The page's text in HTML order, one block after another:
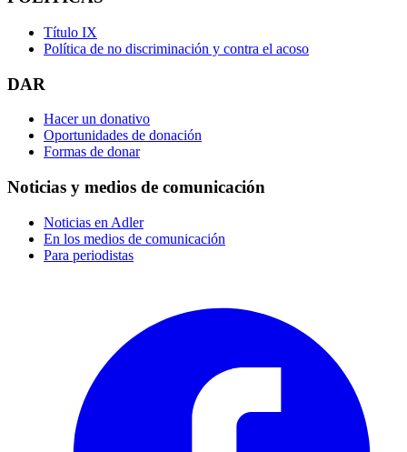
Título IX
Política de no discriminación y contra el acoso
DAR
Hacer un donativo
Oportunidades de donación
Formas de donar
Noticias y medios de comunicación
Noticias en Adler
En los medios de comunicación
Para periodistas